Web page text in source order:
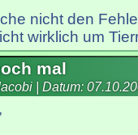
nicht den
wirklich um
mal
| Datum: